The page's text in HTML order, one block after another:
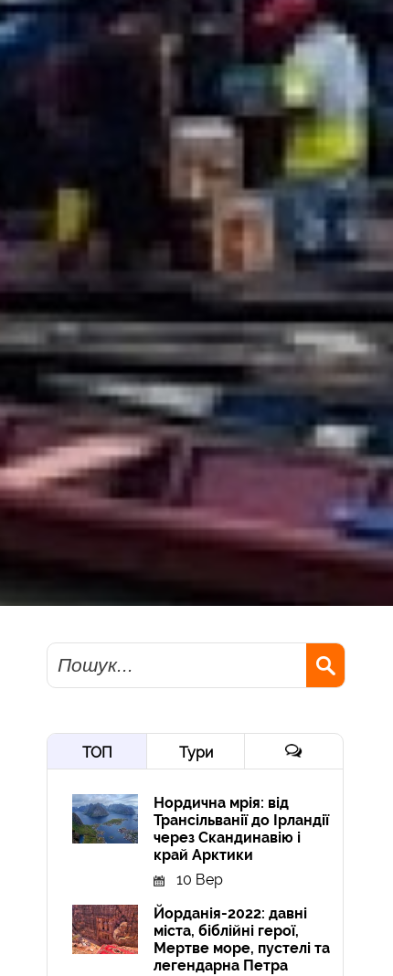
Пошук
ТОП Тури
Нордична мрія: від
Трансільванії до Ірландії
через Скандинавію і
край Арктики
10 Вер
Йорданія-2022: давні
міста, біблійні герої,
Мертве море, пустелі та
легендарна Петра